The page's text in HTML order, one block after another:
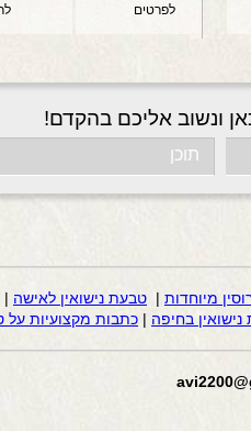
לפרטים
ונשוב אליכם בהקדם!
מיוחדות | טבעת נישואין לאישה |
נישואין בחיפה | כתבות מקצועיות על